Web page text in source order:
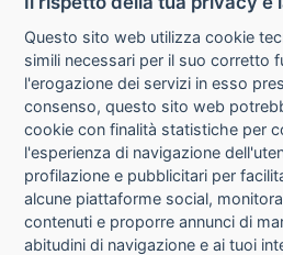
CHI SIAMO
CONTATTI
Questo sito web utilizza cookie
simili necessari per il suo corretto
l'erogazione dei servizi in esso
consenso, questo sito web
cookie con finalità statistiche per
l'esperienza di navigazione
profilazione e pubblicitari per
alcune piattaforme social,
contenuti e proporre annunci di
abitudini di navigazione e ai tuoi